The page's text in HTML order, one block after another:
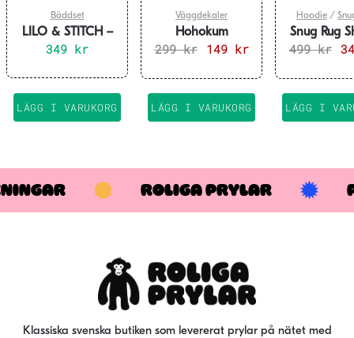
Bäddset
LILO & STITCH –
Bäddset
349 kr
LÄGG I VARUKORG
Väggdekaler
Hohokum
Väggdekaler
299kr
Det
ursprungliga
priset
149 krDet
nuvarande
priset
är:
149 kr.
LÄGG I VARUKORG
Hoodie /
Snug Rug
Hoodie
499kr
LÄGG I
ROLIGA PRYLAR
Klassiska svenska butiken som levererat prylar på nätet med